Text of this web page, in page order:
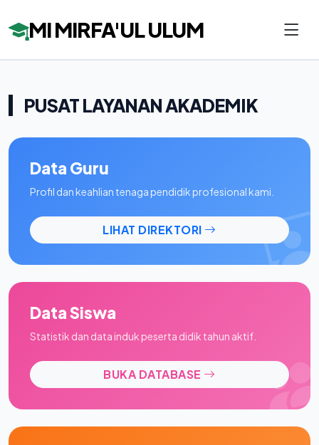
MI MIRFA'UL ULUM
PUSAT LAYANAN AKADEMIK
Data Guru
Profil dan keahlian tenaga pendidik profesional kami.
LIHAT DIREKTORI
Data Siswa
Statistik dan data induk peserta didik tahun aktif.
BUKA DATABASE